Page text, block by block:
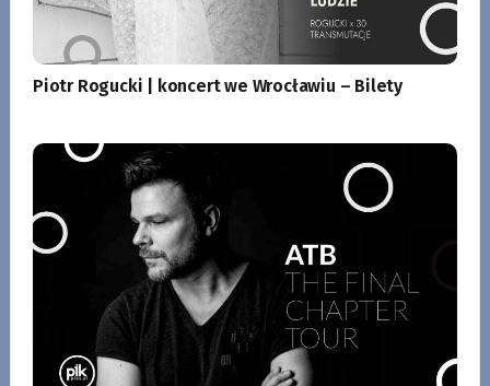
Piotr Rogucki | koncert we Wrocławiu – Bilety